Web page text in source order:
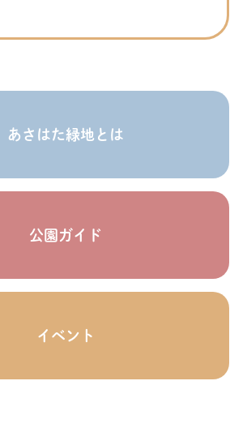
あさはた緑地とは
公園ガイド
イベント